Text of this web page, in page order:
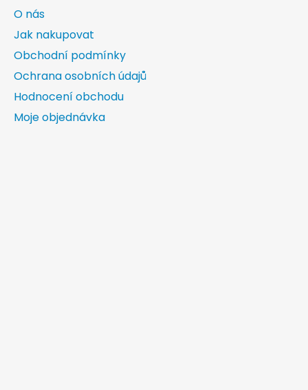
O nás
Jak nakupovat
Obchodní podmínky
Ochrana osobních údajů
Hodnocení obchodu
Moje objednávka